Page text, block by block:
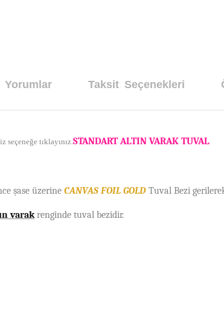
Yorumlar Taksit Seçenekleri
tıklayınız.STANDART ALTIN VARAK TUVAL
şase üzerine CANVAS FOIL GOLD Tuval Bezi
varak renginde tuval bezidir.